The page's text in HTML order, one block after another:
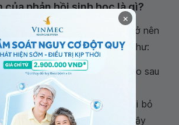
của phản hồi sinh học là gì?
pháp phản hồi sinh học
đã trở nên
bởi những ưu điểm của nó như:
xâm lấn, vì vậy yếu tố rủi ro sau
rất thấp.
học
có thể giảm bớt hoặc loại bỏ
trị liên quan đến thuốc, vì vậy
×